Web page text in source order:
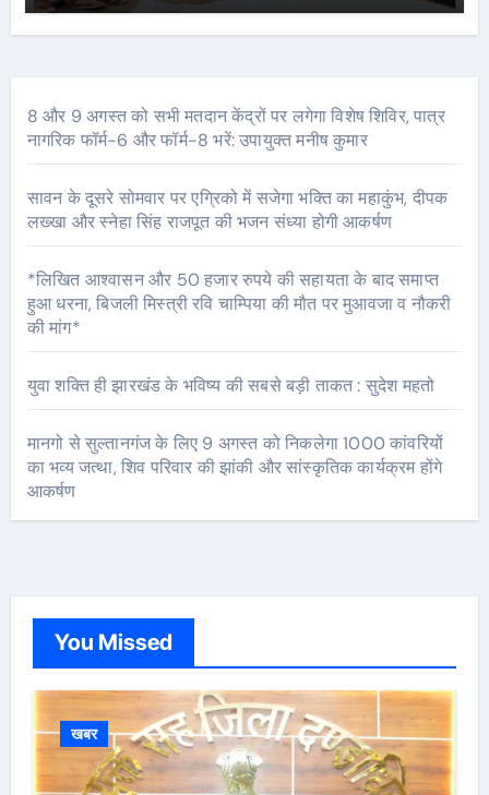
8 और 9 अगस्त को सभी मतदान केंद्रों पर लगेगा विशेष शिविर, पात्र
नागरिक फॉर्म-6 और फॉर्म-8 भरें: उपायुक्त मनीष कुमार
सावन के दूसरे सोमवार पर एग्रिको में सजेगा भक्ति का महाकुंभ, दीपक
लख्खा और स्नेहा सिंह राजपूत की भजन संध्या होगी आकर्षण
*लिखित आश्वासन और 50 हजार रुपये की सहायता के बाद समाप्त
हुआ धरना, बिजली मिस्त्री रवि चाम्पिया की मौत पर मुआवजा व नौकरी
की मांग*
युवा शक्ति ही झारखंड के भविष्य की सबसे बड़ी ताकत : सुदेश महतो
मानगो से सुल्तानगंज के लिए 9 अगस्त को निकलेगा 1000 कांवरियों
का भव्य जत्था, शिव परिवार की झांकी और सांस्कृतिक कार्यक्रम होंगे
आकर्षण
You Missed
खबर